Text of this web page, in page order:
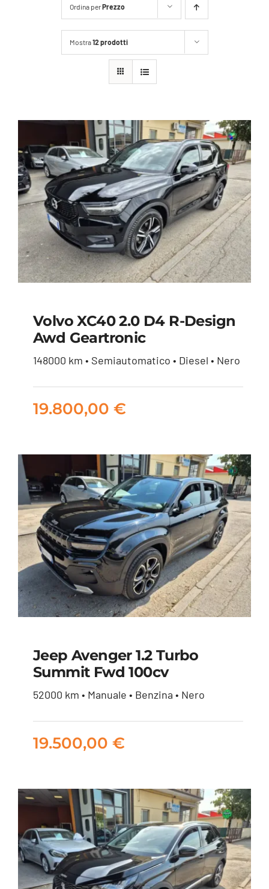
Ordina perPrezzo
Mostra12 prodotti
Volvo XC40 2.0 d4 R-
design awd
geartronic
19.800,00
Volvo XC40 2.0 D4 R-Design
Awd Geartronic
148000 km • Semiautomatico • Diesel • Nero
19.800,00 €
Jeep Avenger 1.2
turbo Summit fwd
100cv
19.500,00
Jeep Avenger 1.2 Turbo
Summit Fwd 100cv
52000 km • Manuale • Benzina • Nero
19.500,00 €